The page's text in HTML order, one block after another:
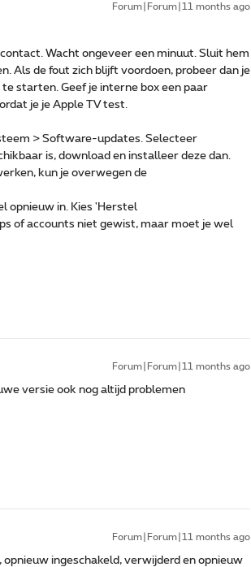
Forum|Forum|11 months ago
Wacht ongeveer een minuut. Sluit hem
Als de fout zich blijft voordoen, probeer dan je
starten. Geef je interne box een paar
je je Apple TV test.
> Software-updates. Selecteer
is, download en installeer deze dan.
kun je overwegen de
opnieuw in. Kies 'Herstel
of accounts niet gewist, maar moet je wel
Forum|Forum|11 months ago
versie ook nog altijd problemen
Forum|Forum|11 months ago
ingeschakeld, verwijderd en opnieuw